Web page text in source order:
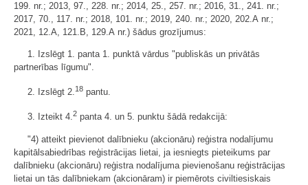
199. nr.; 2013, 97., 228. nr.; 2014, 25., 257. nr.; 2016, 31., 241. nr.;
2017, 70., 117. nr.; 2018, 101. nr.; 2019, 240. nr.; 2020, 202.A nr.;
2021, 12.A, 121.B, 129.A nr.) šādus grozījumus:
1. Izslēgt 1. panta 1. punktā vārdus "publiskās un privātās
partnerības līgumu".
2. Izslēgt 2.18 pantu.
3. Izteikt 4.2 panta 4. un 5. punktu šādā redakcijā:
"4) atteikt pievienot dalībnieku (akcionāru) reģistra nodalījumu
kapitālsabiedrības reģistrācijas lietai, ja iesniegts pieteikums par
dalībnieku (akcionāru) reģistra nodalījuma pievienošanu reģistrācijas
lietai un tās dalībniekam (akcionāram) ir piemērots civiltiesiskais